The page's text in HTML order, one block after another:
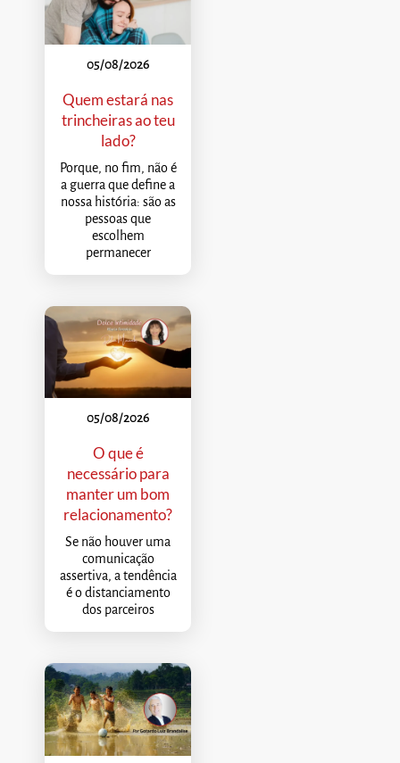
05/08/2026
Quem estará nas
trincheiras ao teu
lado?
Porque, no fim, não é
a guerra que define a
nossa história: são as
pessoas que
escolhem
permanecer
05/08/2026
O que é
necessário para
manter um bom
relacionamento?
Se não houver uma
comunicação
assertiva, a tendência
é o distanciamento
dos parceiros